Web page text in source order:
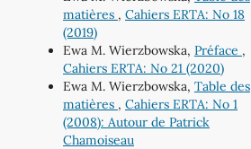
matières , Cahiers ERTA: No 18
(2019)
Ewa M. Wierzbowska, Préface ,
Cahiers ERTA: No 21 (2020)
Ewa M. Wierzbowska, Table des
matières , Cahiers ERTA: No 1
(2008): Autour de Patrick
Chamoiseau